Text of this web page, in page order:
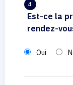
4
Est-ce la
rendez-
Oui